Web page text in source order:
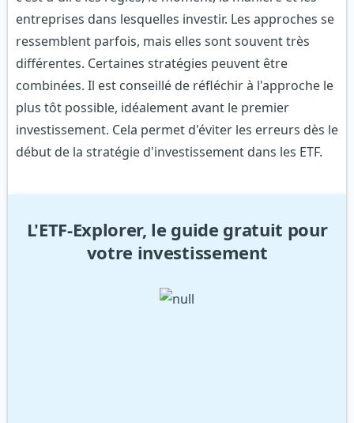
entreprises dans lesquelles investir. Les approches se
ressemblent parfois, mais elles sont souvent très
différentes. Certaines stratégies peuvent être
combinées. Il est conseillé de réfléchir à l'approche le
plus tôt possible, idéalement avant le premier
investissement. Cela permet d'éviter les erreurs dès le
début de la stratégie d'investissement dans les ETF.
L'ETF-Explorer, le guide gratuit pour
votre investissement